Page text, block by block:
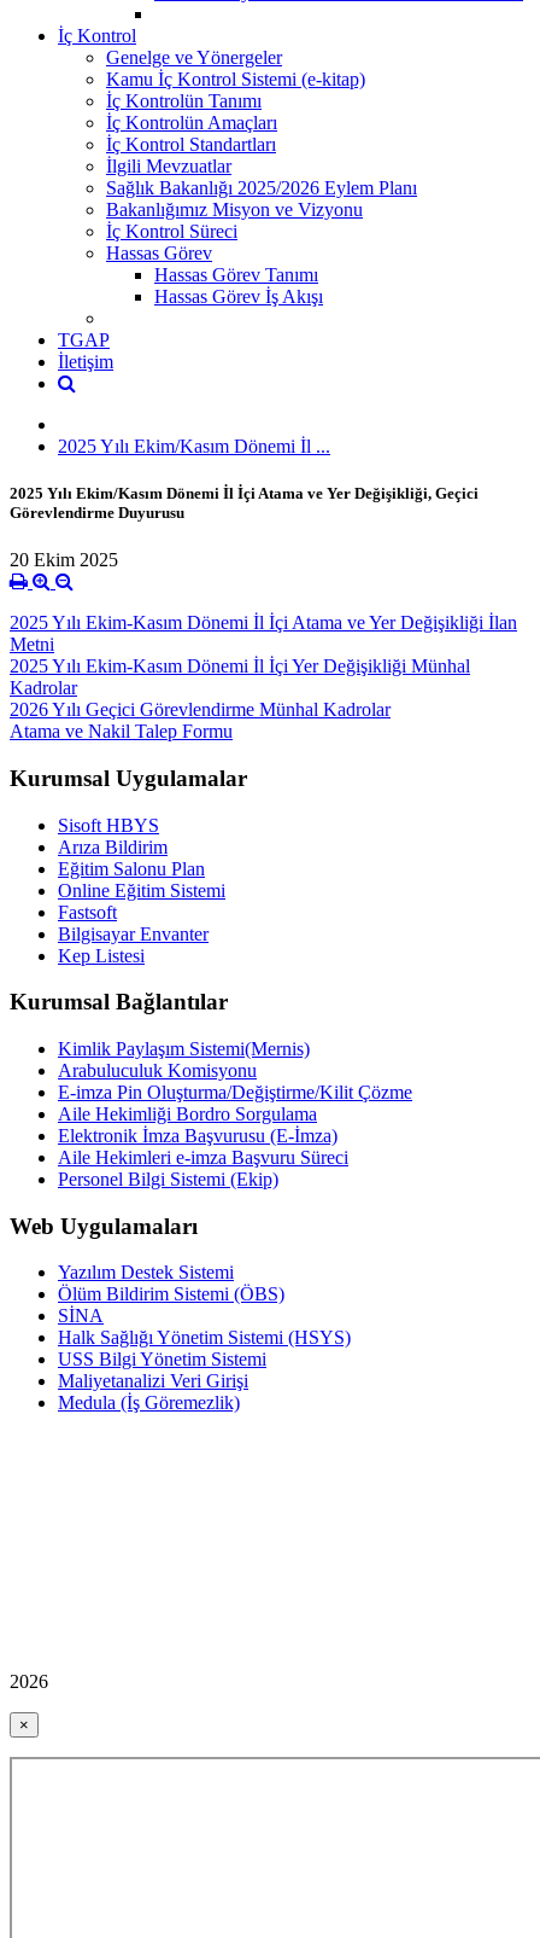
İç Kontrol
Genelge ve Yönergeler
Kamu İç Kontrol Sistemi (e-kitap)
İç Kontrolün Tanımı
İç Kontrolün Amaçları
İç Kontrol Standartları
İlgili Mevzuatlar
Sağlık Bakanlığı 2025/2026 Eylem Planı
Bakanlığımız Misyon ve Vizyonu
İç Kontrol Süreci
Hassas Görev
Hassas Görev Tanımı
Hassas Görev İş Akışı
TGAP
İletişim
2025 Yılı Ekim/Kasım Dönemi İl ...
2025 Yılı Ekim/Kasım Dönemi İl İçi Atama ve Yer Değişikliği, Geçici
Görevlendirme Duyurusu
20 Ekim 2025
2025 Yılı Ekim-Kasım Dönemi İl İçi Atama ve Yer Değişikliği İlan
Metni
2025 Yılı Ekim-Kasım Dönemi İl İçi Yer Değişikliği Münhal
Kadrolar
2026 Yılı Geçici Görevlendirme Münhal Kadrolar
Atama ve Nakil Talep Formu
Kurumsal Uygulamalar
Sisoft HBYS
Arıza Bildirim
Eğitim Salonu Plan
Online Eğitim Sistemi
Fastsoft
Bilgisayar Envanter
Kep Listesi
Kurumsal Bağlantılar
Kimlik Paylaşım Sistemi(Mernis)
Arabuluculuk Komisyonu
E-imza Pin Oluşturma/Değiştirme/Kilit Çözme
Aile Hekimliği Bordro Sorgulama
Elektronik İmza Başvurusu (E-İmza)
Aile Hekimleri e-imza Başvuru Süreci
Personel Bilgi Sistemi (Ekip)
Web Uygulamaları
Yazılım Destek Sistemi
Ölüm Bildirim Sistemi (ÖBS)
SİNA
Halk Sağlığı Yönetim Sistemi (HSYS)
USS Bilgi Yönetim Sistemi
Maliyetanalizi Veri Girişi
Medula (İş Göremezlik)
2026
×